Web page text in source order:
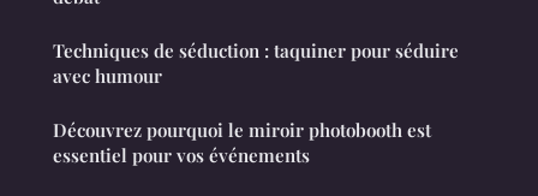
Techniques de séduction : taquiner pour séduire
avec humour
Découvrez pourquoi le miroir photobooth est
essentiel pour vos événements